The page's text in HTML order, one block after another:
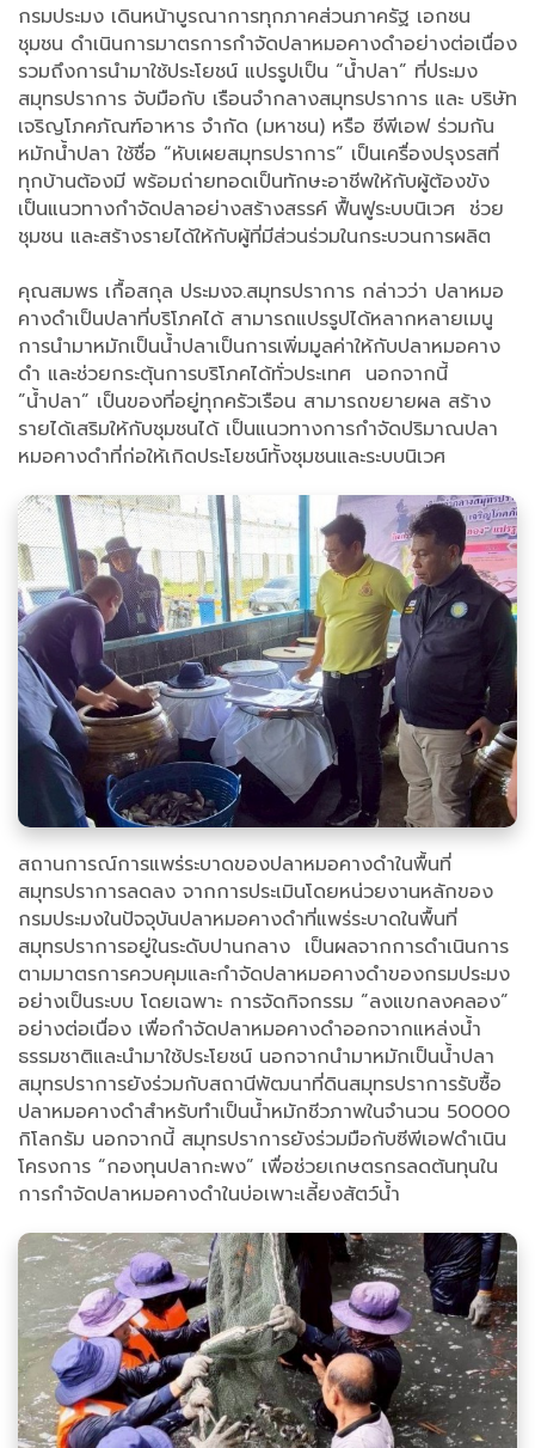
กรมประมง เดินหน้าบูรณาการทุกภาคส่วนภาครัฐ เอกชน
ชุมชน ดำเนินการมาตรการกำจัดปลาหมอคางดำอย่างต่อเนื่อง
รวมถึงการนำมาใช้ประโยชน์ แปรรูปเป็น “น้ำปลา” ที่ประมง
สมุทรปราการ จับมือกับ เรือนจำกลางสมุทรปราการ และ บริษัท
เจริญโภคภัณฑ์อาหาร จำกัด (มหาชน) หรือ ซีพีเอฟ ร่วมกัน
หมักน้ำปลา ใช้ชื่อ “หับเผยสมุทรปราการ” เป็นเครื่องปรุงรสที่
ทุกบ้านต้องมี พร้อมถ่ายทอดเป็นทักษะอาชีพให้กับผู้ต้องขัง
เป็นแนวทางกำจัดปลาอย่างสร้างสรรค์ ฟื้นฟูระบบนิเวศ ช่วย
ชุมชน และสร้างรายได้ให้กับผู้ที่มีส่วนร่วมในกระบวนการผลิต
คุณสมพร เกื้อสกุล ประมงจ.สมุทรปราการ กล่าวว่า ปลาหมอ
คางดำเป็นปลาที่บริโภคได้ สามารถแปรรูปได้หลากหลายเมนู
การนำมาหมักเป็นน้ำปลาเป็นการเพิ่มมูลค่าให้กับปลาหมอคาง
ดำ และช่วยกระตุ้นการบริโภคได้ทั่วประเทศ นอกจากนี้
”น้ำปลา” เป็นของที่อยู่ทุกครัวเรือน สามารถขยายผล สร้าง
รายได้เสริมให้กับชุมชนได้ เป็นแนวทางการกำจัดปริมาณปลา
หมอคางดำที่ก่อให้เกิดประโยชน์ทั้งชุมชนและระบบนิเวศ
สถานการณ์การแพร่ระบาดของปลาหมอคางดำในพื้นที่
สมุทรปราการลดลง จากการประเมินโดยหน่วยงานหลักของ
กรมประมงในปัจจุบันปลาหมอคางดำที่แพร่ระบาดในพื้นที่
สมุทรปราการอยู่ในระดับปานกลาง เป็นผลจากการดำเนินการ
ตามมาตรการควบคุมและกำจัดปลาหมอคางดำของกรมประมง
อย่างเป็นระบบ โดยเฉพาะ การจัดกิจกรรม ”ลงแขกลงคลอง”
อย่างต่อเนื่อง เพื่อกำจัดปลาหมอคางดำออกจากแหล่งน้ำ
ธรรมชาติและนำมาใช้ประโยชน์ นอกจากนำมาหมักเป็นน้ำปลา
สมุทรปราการยังร่วมกับสถานีพัฒนาที่ดินสมุทรปราการรับซื้อ
ปลาหมอคางดำสำหรับทำเป็นน้ำหมักชีวภาพในจำนวน 50000
กิโลกรัม นอกจากนี้ สมุทรปราการยังร่วมมือกับซีพีเอฟดำเนิน
โครงการ “กองทุนปลากะพง” เพื่อช่วยเกษตรกรลดต้นทุนใน
การกำจัดปลาหมอคางดำในบ่อเพาะเลี้ยงสัตว์น้ำ